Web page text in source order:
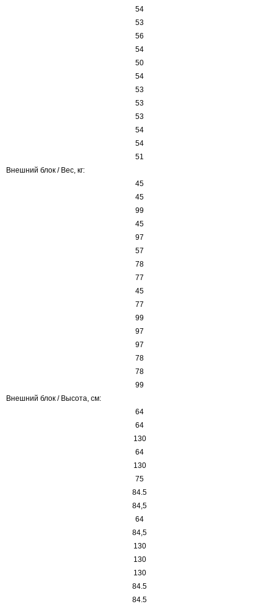
54
53
56
54
50
54
53
53
53
54
54
51
Внешний блок / Вес, кг:
45
45
99
45
97
57
78
77
45
77
99
97
97
78
78
99
Внешний блок / Высота, см:
64
64
130
64
130
75
84.5
84,5
64
84,5
130
130
130
84.5
84.5